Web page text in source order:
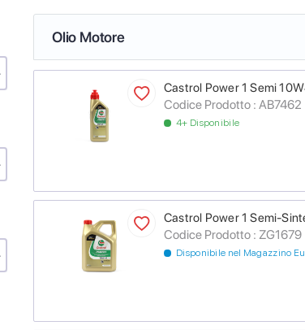
Olio Motore
Castrol Power 1 Semi
Codice Prodotto : AB7462
4+ Disponibile
Castrol Power 1 Semi-
Codice Prodotto : ZG1679
Disponibile nel Magazzino